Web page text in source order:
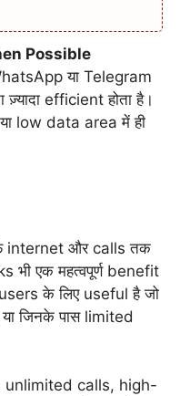
Possible
या Telegram
efficient होता है।
low data area में ही
internet और calls तक
भी एक महत्वपूर्ण benefit
के लिए useful है जो
जिनके पास limited
unlimited calls, high-